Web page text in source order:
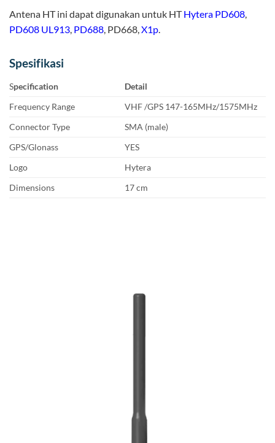
Antena HT ini dapat digunakan untuk HTHytera PD608,
PD608 UL913, PD688, PD668,X1p.
Spesifikasi
Specification
Detail
Frequency Range
VHF /GPS 147-165MHz/1575MHz
Connector Type
SMA (male)
GPS/Glonass
YES
Logo
Hytera
Dimensions
17 cm